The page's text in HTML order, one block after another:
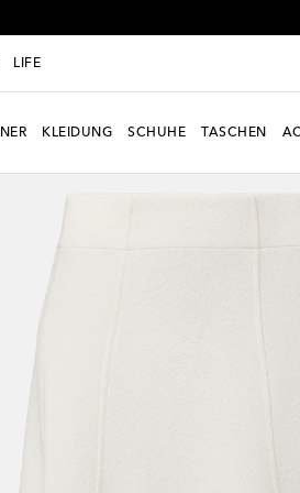
LIFE
KLEIDUNG SCHUHE TASCHEN